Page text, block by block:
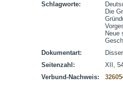
Schlagworte:
Die
Neue
Dokumentart:
Seitenzahl:
XII,
Verbund-Nachweis: